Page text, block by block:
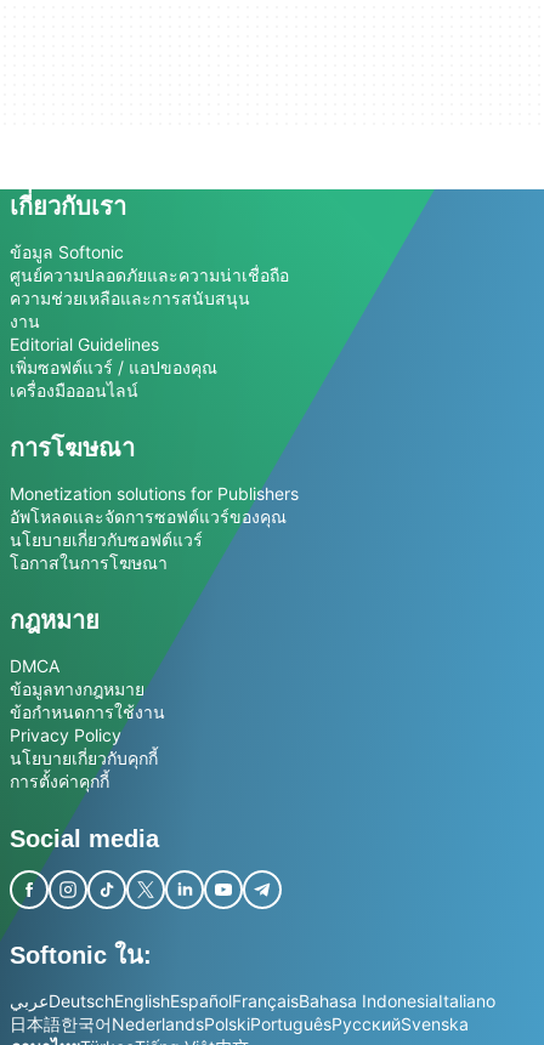
เกี่ยวกับเรา
ข้อมูล Softonic
ศูนย์ความปลอดภัยและความน่าเชื่อถือ
ความช่วยเหลือและการสนับสนุน
งาน
Editorial Guidelines
เพิ่มซอฟต์แวร์ / แอปของคุณ
เครื่องมือออนไลน์
การโฆษณา
Monetization solutions for Publishers
อัพโหลดและจัดการซอฟต์แวร์ของคุณ
นโยบายเกี่ยวกับซอฟต์แวร์
โอกาสในการโฆษณา
กฎหมาย
DMCA
ข้อมูลทางกฎหมาย
ข้อกำหนดการใช้งาน
Privacy Policy
นโยบายเกี่ยวกับคุกกี้
การตั้งค่าคุกกี้
Social media
Softonic ใน:
عربيDeutschEnglishEspañolFrançaisBahasa IndonesiaItaliano
日本語한국어NederlandsPolskiPortuguêsРусскийSvenska